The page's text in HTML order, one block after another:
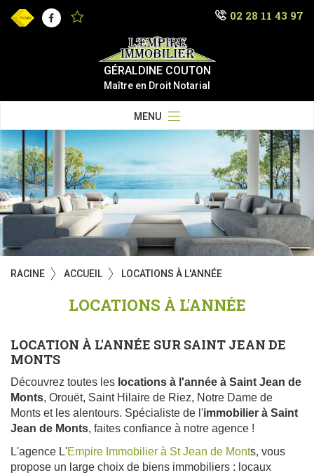
Facebook 02 28 11 43 97
GÉRALDINE COUTON
Maître en Droit Notarial
MENU
RACINE ACCUEIL LOCATIONS À L'ANNÉE
LOCATIONS À L'ANNÉE
LOCATION À L'ANNÉE SUR SAINT JEAN DE
MONTS
Découvrez toutes les locations à l'année à Saint Jean de
Monts, Orouët, Saint Hilaire de Riez, Notre Dame de
Monts et les alentours. Spécialiste de l'immobilier à Saint
Jean de Monts, faites confiance à notre agence !
L'agence L'Empire Immobilier à St Jean de Monts, vous
propose un large choix de biens immobiliers : locaux